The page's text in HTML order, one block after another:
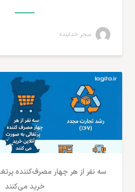
سحر خدابنده
سه نفر از هر چهار مصرف‌کننده
خرید می‌کنند